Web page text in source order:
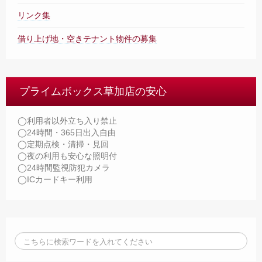
リンク集
借り上げ地・空きテナント物件の募集
プライムボックス草加店の安心
◯利用者以外立ち入り禁止
◯24時間・365日出入自由
◯定期点検・清掃・見回
◯夜の利用も安心な照明付
◯24時間監視防犯カメラ
◯ICカードキー利用